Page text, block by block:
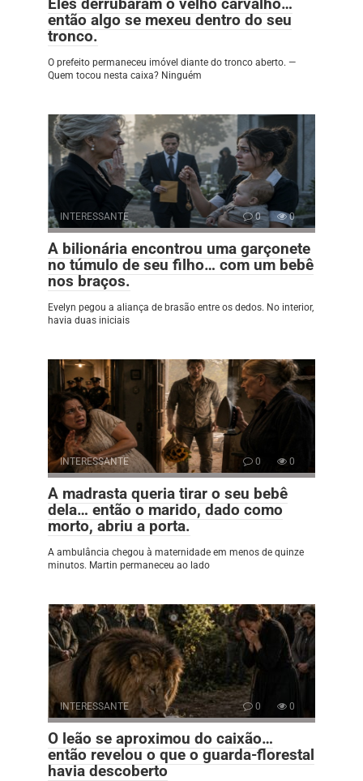
então algo se mexeu dentro do seu
tronco.
O prefeito permaneceu imóvel diante do tronco aberto. —
Quem tocou nesta caixa? Ninguém
INTERESSANTE 0 0
A bilionária encontrou uma garçonete
no túmulo de seu filho… com um bebê
nos braços.
Evelyn pegou a aliança de brasão entre os dedos. No interior,
havia duas iniciais
INTERESSANTE 0 0
A madrasta queria tirar o seu bebê
dela… então o marido, dado como
morto, abriu a porta.
A ambulância chegou à maternidade em menos de quinze
minutos. Martin permaneceu ao lado
INTERESSANTE 0 0
O leão se aproximou do caixão…
então revelou o que o guarda-florestal
havia descoberto